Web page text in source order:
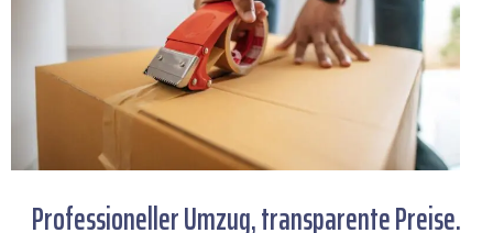
Professioneller Umzug, transparente Preise.